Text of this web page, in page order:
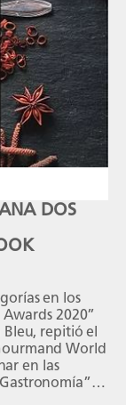
DOS
en los
2020”
repitió el
World
en las
y